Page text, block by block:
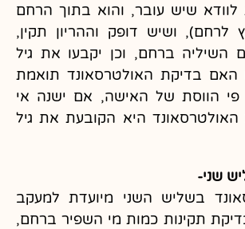
לוודא שיש עובר, והוא בתוך הרחם
לרחם), ושיש דופק וההריון תקין,
השיליה ברחם, וכן יקבעו את גיל
האם בדיקת האולטרסאונד תואמת
פי הווסת של האישה, אם ישנה אי
היא הקובעת את גיל
שני-
בשליש השני
מיועדת למעקב
תקינות כמות מי השפיר ברחם,